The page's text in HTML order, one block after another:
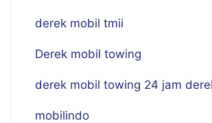
derek mobil tmii
Derek mobil towing
derek mobil towing 24 jam
mobilindo